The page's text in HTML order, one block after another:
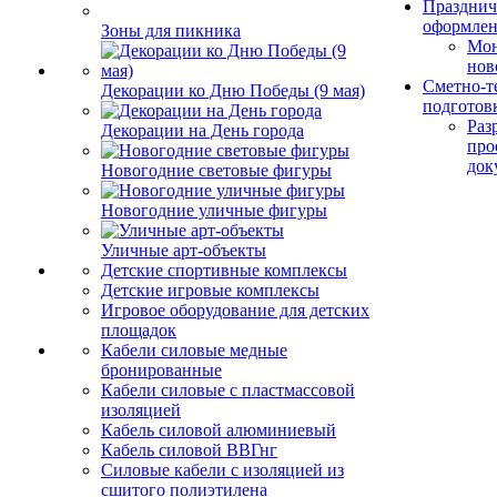
Зоны для пикника
Декорации ко Дню Победы (9 мая)
Декорации на День города
Новогодние световые фигуры
Новогодние уличные фигуры
Уличные арт-объекты
Детские спортивные комплексы
Детские игровые комплексы
Игровое оборудование для детских
площадок
Кабели силовые медные
бронированные
Кабели силовые с пластмассовой
изоляцией
Кабель силовой алюминиевый
Кабель силовой ВВГнг
Силовые кабели с изоляцией из
сшитого полиэтилена
Сметно-